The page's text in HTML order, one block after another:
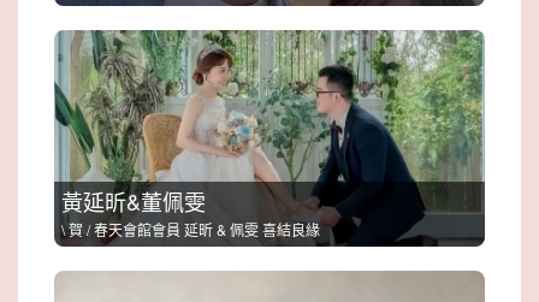
黃延昕&董佩雯
\ 賀 / 春天會館會員 延昕 & 佩雯 喜結良緣